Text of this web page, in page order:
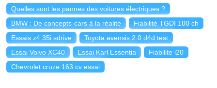
Quelles sont les pannes des voitures électriques ?
BMW : De concepts-cars à la réalité
Fiabilité TGDI 100 ch
Essais z4 35i sdrive
Toyota avensis 2.0 d4d test
Essai Volvo XC40
Essai Karl Essentia
Fiabilite i20
Chevrolet cruze 163 cv essai